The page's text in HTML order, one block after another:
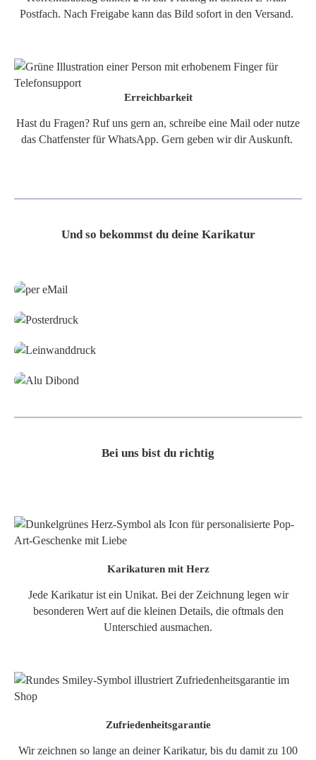
Postfach. Nach Freigabe kann das Bild sofort in den Versand.
Erreichbarkeit
Hast du Fragen? Ruf uns gern an, schreibe eine Mail oder nutze
das Chatfenster für WhatsApp. Gern geben wir dir Auskunft.
Und so bekommst du deine Karikatur
Bei uns bist du richtig
Karikaturen mit Herz
Jede Karikatur ist ein Unikat. Bei der Zeichnung legen wir
besonderen Wert auf die kleinen Details, die oftmals den
Unterschied ausmachen.
Zufriedenheitsgarantie
Wir zeichnen so lange an deiner Karikatur, bis du damit zu 100